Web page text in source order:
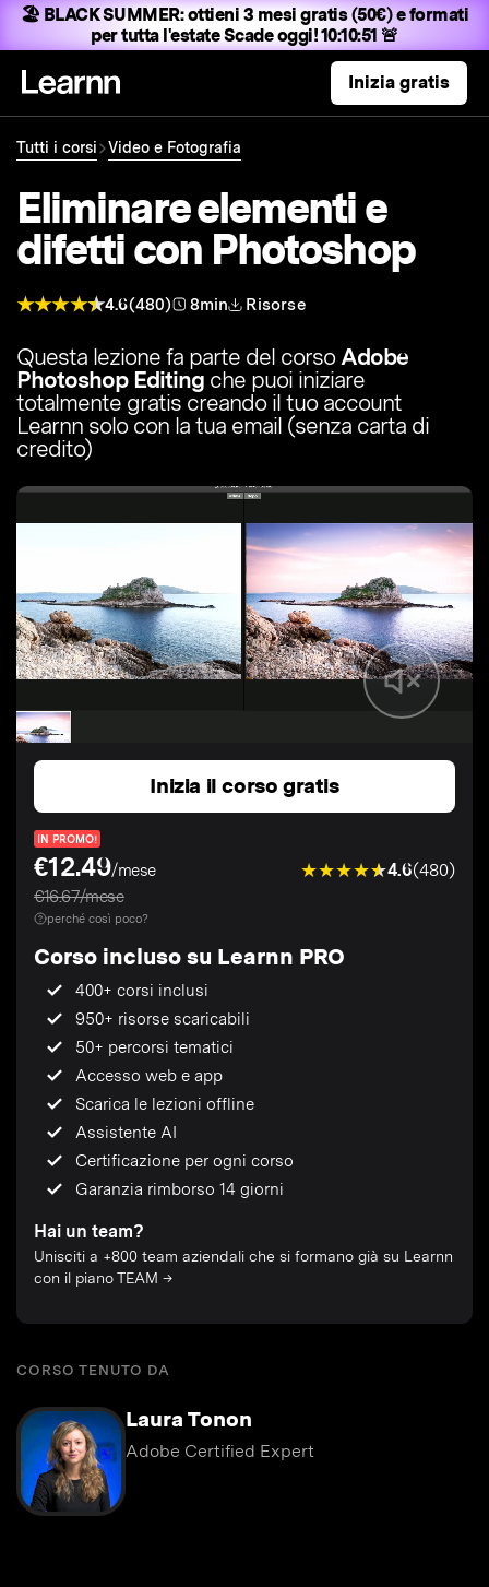
🏖️ BLACK SUMMER:ottieni 3 mesi gratis (50€) e formati
per tutta l'estateScade oggi! 10:10:50 🚨
Inizia gratis
Tutti i corsi Video e Fotografia
Eliminare elementi e
difetti con Photoshop
4.6(480) 8min Risorse
Questa lezione fa parte del corsoAdobe
Photoshop Editing che puoi iniziare
totalmente gratis creando il tuo account
Learnn solo con la tua email (senza carta di
credito)
Inizia il corso gratis
IN PROMO!
€12.49/mese
€16.67/mese
4.6(480)
perché così poco?
Corso incluso su Learnn PRO
400+ corsi inclusi
950+ risorse scaricabili
50+ percorsi tematici
Accesso web e app
Scarica le lezioni offline
Assistente AI
Certificazione per ogni corso
Garanzia rimborso 14 giorni
Hai un team?
Unisciti a +800 team aziendali che si formano già su Learnn
con il piano TEAM →
CORSO TENUTO DA
Laura Tonon
Adobe Certified Expert